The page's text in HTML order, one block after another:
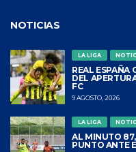
NOTICIAS
LA LIGA
REAL ESPAÑA
DEL
FC
9 AGOSTO, 2026
LA LIGA
AL MINUTO
PUNTO ANTE